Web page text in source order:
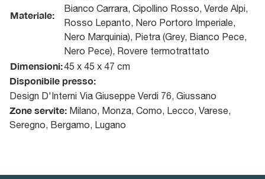
Materiale:
Bianco Carrara, Cipollino Rosso, Verde Alpi,
Rosso Lepanto, Nero Portoro Imperiale,
Nero Marquinia), Pietra (Grey, Bianco Pece,
Nero Pece), Rovere termotrattato
Dimensioni:45 x 45 x 47 cm
Disponibile presso:
Design D'Interni Via Giuseppe Verdi 76, Giussano
Zone servite: Milano, Monza, Como, Lecco, Varese,
Seregno, Bergamo, Lugano